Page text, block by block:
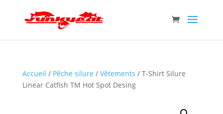
Accueil / Pêche silure / Vêtements / T-Shirt Silure
Linear Catfish TM Hot Spot Desing